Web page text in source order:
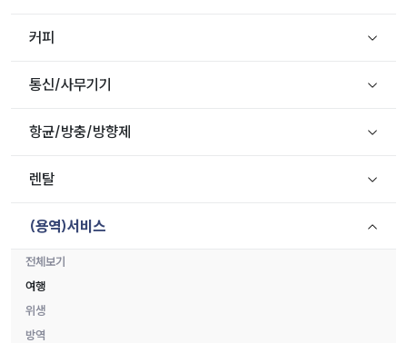
커피
통신/사무기기
항균/방충/방향제
렌탈
(용역)서비스
전체보기
여행
위생
방역